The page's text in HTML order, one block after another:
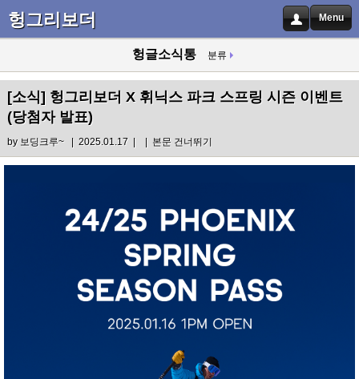
헝그리보더 Menu
헝글소식통 분류
[소식] 헝그리보더 X 휘닉스 파크 스프링 시즌 이벤트
(당첨자 발표)
by 보딩크루~| 2025.01.17 | | 본문 건너뛰기